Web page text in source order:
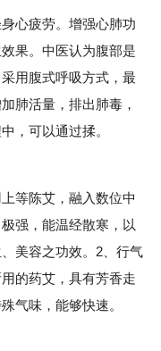
心疲劳。增强心肺功
果。中医认为腹部是
用腹式呼吸方式，最
肺活量，排出肺毒，
，可以通过揉。
等陈艾，融入数位中
强，能温经散寒，以
美容之功效。2、行气
的药艾，具有芳香走
气味，能够快速。